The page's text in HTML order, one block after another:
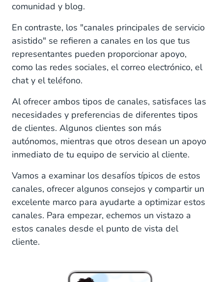
comunidad y blog.
En contraste, los "canales principales de servicio
asistido" se refieren a canales en los que tus
representantes pueden proporcionar apoyo,
como las redes sociales, el correo electrónico, el
chat y el teléfono.
Al ofrecer ambos tipos de canales, satisfaces las
necesidades y preferencias de diferentes tipos
de clientes. Algunos clientes son más
autónomos, mientras que otros desean un apoyo
inmediato de tu equipo de servicio al cliente.
Vamos a examinar los desafíos típicos de estos
canales, ofrecer algunos consejos y compartir un
excelente marco para ayudarte a optimizar estos
canales. Para empezar, echemos un vistazo a
estos canales desde el punto de vista del
cliente.